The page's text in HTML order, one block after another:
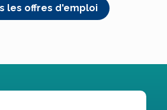
les offres d'emploi